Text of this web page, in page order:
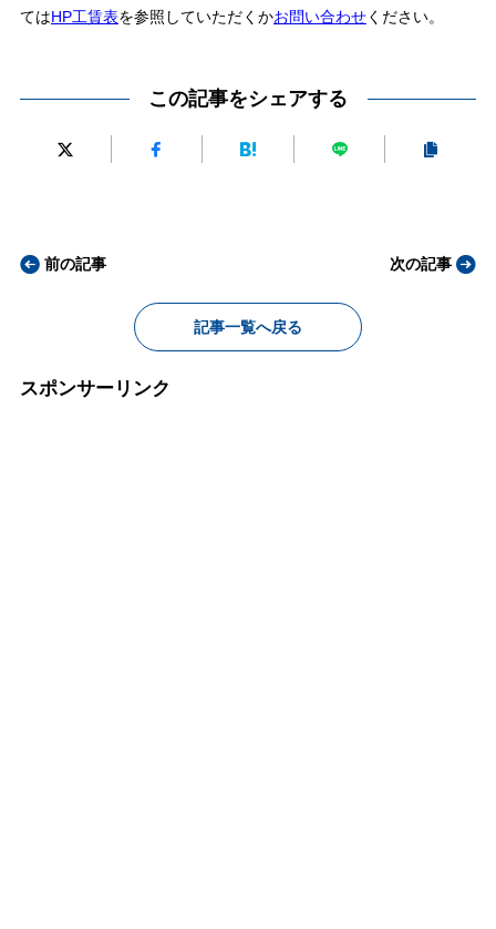
てはHP工賃表を参照していただくかお問い合わせください。
この記事をシェアする
前の記事
記事一覧へ戻る
次の記事
スポンサーリンク